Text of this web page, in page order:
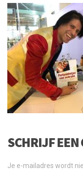
SCHRIJF EEN
Je e-mailadres wordt